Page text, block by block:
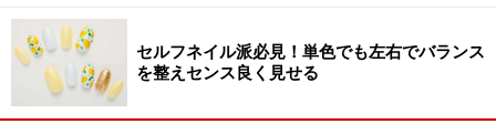
taAko-izu by erikonail（03-5785-2228）
セルフネイル派必見！単色でも左右でバランス
を整えセンス良く見せる